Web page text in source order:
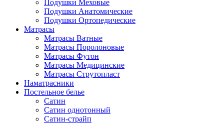
Подушки Меховые
Подушки Анатомические
Подушки Ортопедические
Матрасы
Матрасы Ватные
Матрасы Поролоновые
Матрасы Футон
Матрасы Медицинские
Матрасы Струтопласт
Наматрасники
Постельное белье
Сатин
Сатин однотонный
Сатин-страйп